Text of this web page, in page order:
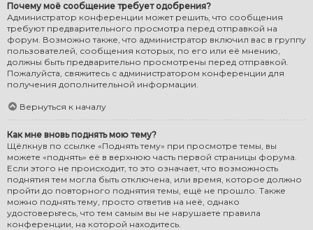
Почему моё сообщение требует одобрения?
Администратор конференции может решить, что сообщения
требуют предварительного просмотра перед отправкой на
форум. Возможно также, что администратор включил вас в группу
пользователей, сообщения которых, по его или её мнению,
должны быть предварительно просмотрены перед отправкой.
Пожалуйста, свяжитесь с администратором конференции для
получения дополнительной информации.
Вернуться к началу
Как мне вновь поднять мою тему?
Щёлкнув по ссылке «Поднять тему» при просмотре темы, вы
можете «поднять» её в верхнюю часть первой страницы форума.
Если этого не происходит, то это означает, что возможность
поднятия тем могла быть отключена, или время, которое должно
пройти до повторного поднятия темы, ещё не прошло. Также
можно поднять тему, просто ответив на неё, однако
удостоверьтесь, что тем самым вы не нарушаете правила
конференции, на которой находитесь.